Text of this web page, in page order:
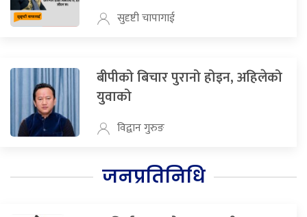
सुदृष्टी चापागाई
बीपीको बिचार पुरानो होइन, अहिलेको
युवाको
विद्वान गुरुङ
जनप्रतिनिधि